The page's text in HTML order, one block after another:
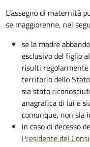
L'assegno di maternità
se maggiorenne, nei
se la madre
esclusivo del figlio
risulti
territorio dello
sia stato
anagrafica di lui e
comunque, non sia
in caso di decesso
Presidente del